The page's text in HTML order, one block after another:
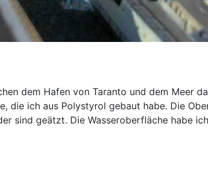
dem Hafen von Taranto und dem Meer
die ich aus Polystyrol gebaut habe. Die
sind geätzt. Die Wasseroberfläche habe